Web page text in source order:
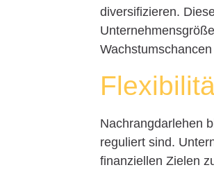
diversifizieren.
Nachrangdarlehen
reguliert sind.
finanziellen Zielen